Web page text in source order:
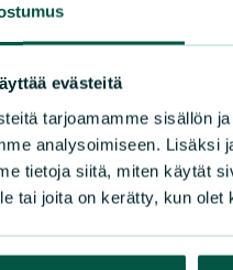
evästeitä
tarjoamamme sisällön
analysoimiseen. Lisäksi
tietoja siitä, miten käytät
tai joita on kerätty, kun olet